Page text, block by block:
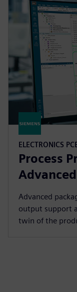
ELECTRONICS
Process
Advanced
Advanced
output support
twin of the